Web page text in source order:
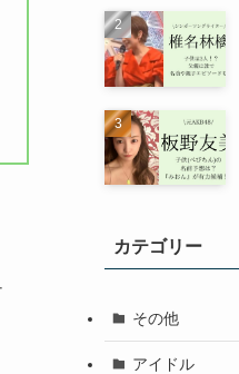
カテゴリー
その他
アイドル